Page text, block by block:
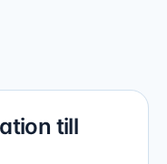
till